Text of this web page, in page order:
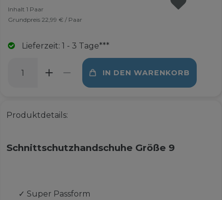
Inhalt 1 Paar
Grundpreis 22,99 € / Paar
Lieferzeit: 1 - 3 Tage***
IN DEN WARENKORB
Produktdetails:
Schnittschutzhandschuhe Größe 9
✓ Super Passform